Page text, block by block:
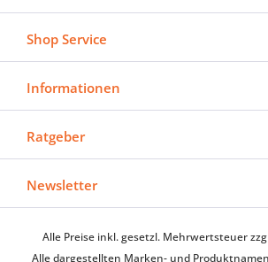
Shop Service
Informationen
Ratgeber
Newsletter
Alle Preise inkl. gesetzl. Mehrwertsteuer
Alle dargestellten Marken- und